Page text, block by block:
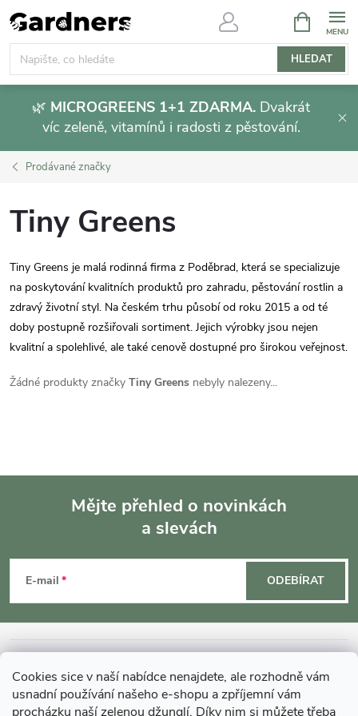
Cookies sice v naší nabídce nenajdete, ale rozhodně vám
usnadní používání našeho e-shopu a zpříjemní vám
procházku naší zelenou džunglí. Díky nim si můžete třeba
Přejít
na
obsah
HLEDAT
NÁKUPNÍ
KOŠÍK
🌿 MICROGREENS 1+1 ZDARMA. Dvakrát
víc zeleně, vitamínů i radosti z pěstování.
Prodávané značky
Tiny Greens
Tiny Greens je malá rodinná firma z Poděbrad, která se specializuje
na poskytování kvalitních produktů pro zahradu, pěstování rostlin a
zdravý životní styl. Na českém trhu působí od roku 2015 a od té
doby postupně rozšiřovali sortiment. Jejich výrobky jsou nejen
kvalitní a spolehlivé, ale také cenově dostupné pro širokou veřejnost.
Žádné produkty značky Tiny Greens nebyly nalezeny...
p
a
Mějte přehled o novinkách
a slevách
E-mail ODEBÍRAT
MOHLO BY VÁS ZAJÍMAT